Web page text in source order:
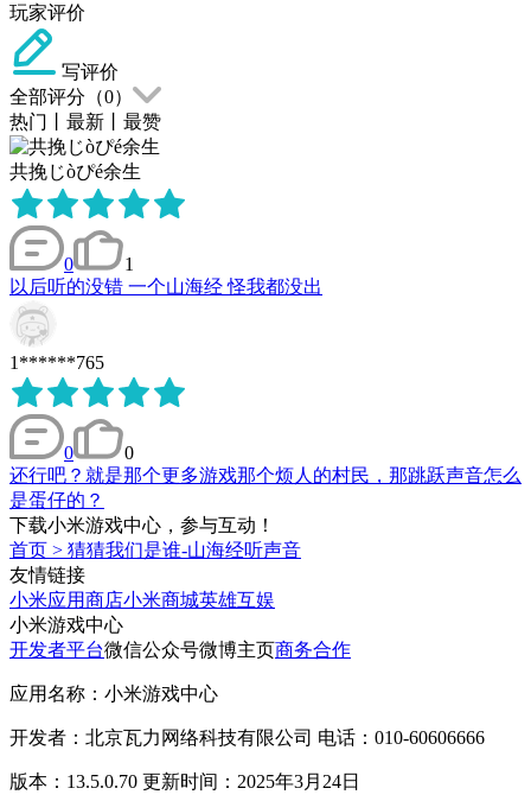
玩家评价
写评价
全部评分（0）
热门
最新 最赞
共挽じòぴé余生
0
1
以后听的没错 一个山海经 怪我都没出
1******765
0
0
还行吧？就是那个更多游戏那个烦人的村民，那跳跃声音怎么
是蛋仔的？
下载小米游戏中心，参与互动！
首页 > 猜猜我们是谁-山海经听声音
友情链接
小米应用商店小米商城英雄互娱
小米游戏中心
开发者平台微信公众号微博主页商务合作
应用名称：小米游戏中心
开发者：北京瓦力网络科技有限公司 电话：010-60606666
版本：13.5.0.70 更新时间：2025年3月24日